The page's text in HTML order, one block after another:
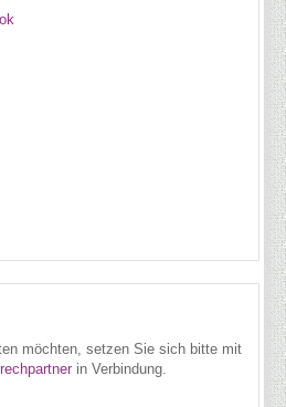
möchten, setzen Sie sich bitte mit
in Verbindung.